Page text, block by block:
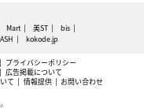
Mart 美ST
bis
kokode.jp
プライバシーポリシー
広告掲載について
て 情報提供 お問い合わせ